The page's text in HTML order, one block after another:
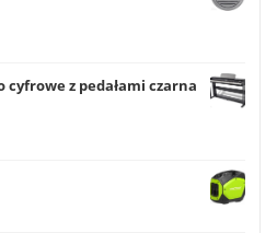
cyfrowe z pedałami czarna